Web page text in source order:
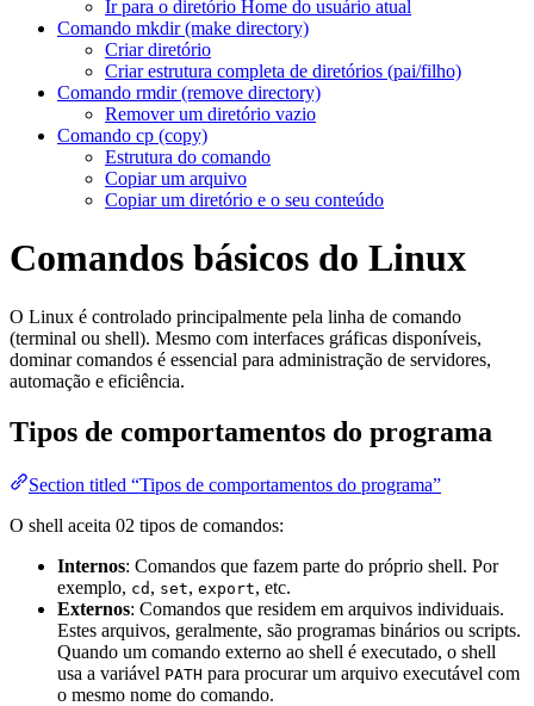
Ir para o diretório Home do usuário atual
Comando mkdir (make directory)
Criar diretório
Criar estrutura completa de diretórios (pai/filho)
Comando rmdir (remove directory)
Remover um diretório vazio
Comando cp (copy)
Estrutura do comando
Copiar um arquivo
Copiar um diretório e o seu conteúdo
Comandos básicos do Linux
O Linux é controlado principalmente pela linha de comando
(terminal ou shell). Mesmo com interfaces gráficas disponíveis,
dominar comandos é essencial para administração de servidores,
automação e eficiência.
Tipos de comportamentos do programa
Section titled “Tipos de comportamentos do programa”
O shell aceita 02 tipos de comandos:
Internos: Comandos que fazem parte do próprio shell. Por
exemplo, cd , set, export, etc.
Externos: Comandos que residem em arquivos individuais.
Estes arquivos, geralmente, são programas binários ou scripts.
Quando um comando externo ao shell é executado, o shell
usa a variável PATH para procurar um arquivo executável com
o mesmo nome do comando.